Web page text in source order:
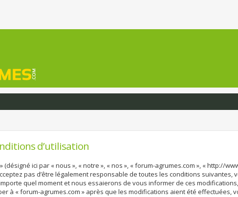
d’utilisation
(désigné ici par « nous », « notre », « nos », « forum-agrumes.com », « http://
pas d’être légalement responsable de toutes les conditions
quel moment et nous essaierons de vous informer de ces
à « forum-agrumes.com » après que les modifications aient été